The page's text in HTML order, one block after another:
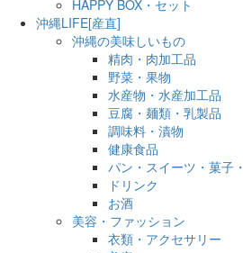
HAPPY BOX・セット
沖縄LIFE[産直]
沖縄の美味しいもの
精肉・肉加工品
野菜・果物
水産物・水産加工品
豆腐・麺類・乳製品
調味料・漬物
健康食品
パン・スイーツ・菓子
ドリンク
お酒
美容・ファッション
衣類・アクセサリー